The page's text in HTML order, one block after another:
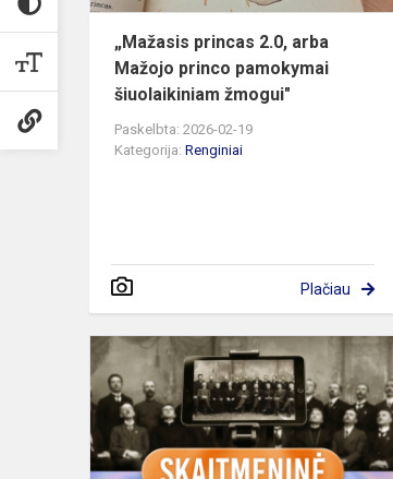
„Mažasis princas 2.0, arba
Mažojo princo pamokymai
šiuolaikiniam žmogui"
Paskelbta: 2026-02-19
Kategorija: Renginiai
Plačiau